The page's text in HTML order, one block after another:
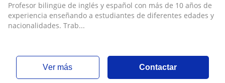
Profesor bilingüe de inglés y español con más de 10 años de
experiencia enseñando a estudiantes de diferentes edades y
nacionalidades. Trab...
ver más Contactar